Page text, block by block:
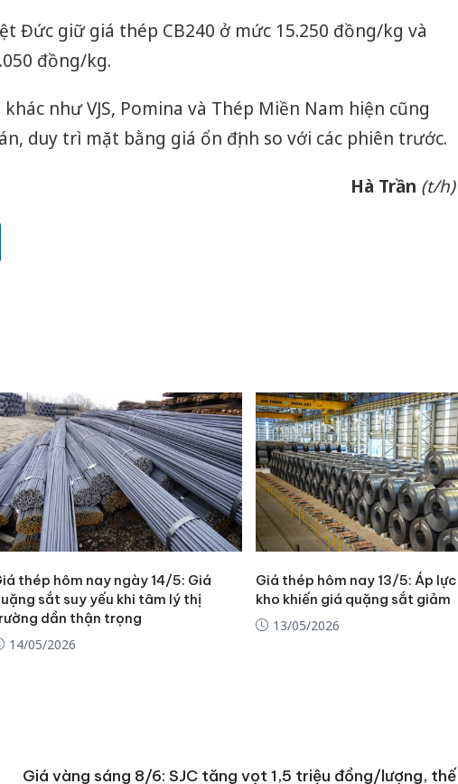
Đức giữ giá thép CB240 ở mức 15.250 đồng/kg và
đồng/kg.
như VJS, Pomina và Thép Miền Nam hiện cũng
duy trì mặt bằng giá ổn định so với các phiên trước.
Hà Trần (t/h)
thép hôm nay ngày 14/5: Giá
sắt suy yếu khi tâm lý thị
dần thận trọng
14/05/2026
Giá thép hôm nay 13/5: Áp
kho khiến giá quặng sắt giảm
13/05/2026
Giá vàng sáng 8/6: SJC tăng vọt 1,5 triệu đồng/lượng,
Thanh
hại trong
An
chủ mưu
Quốc ra